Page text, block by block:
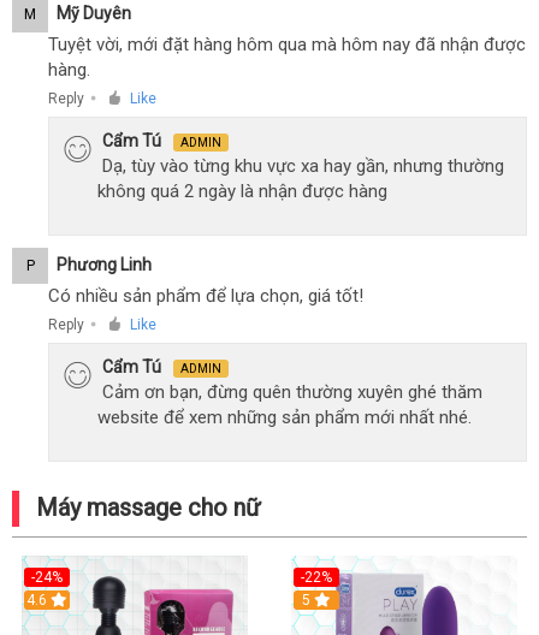
M Mỹ Duyên
Tuyệt vời, mới đặt hàng hôm qua mà hôm nay đã nhận được
hàng.
Reply ● Like
Cẩm Tú ADMIN
Dạ, tùy vào từng khu vực xa hay gần, nhưng thường
không quá 2 ngày là nhận được hàng
P Phương Linh
Có nhiều sản phẩm để lựa chọn, giá tốt!
Reply ● Like
Cẩm Tú ADMIN
Cảm ơn bạn, đừng quên thường xuyên ghé thăm
website để xem những sản phẩm mới nhất nhé.
Máy massage cho nữ
-24%
4.6
-22%
Hot
5